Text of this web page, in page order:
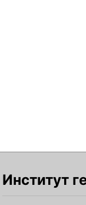
Институт